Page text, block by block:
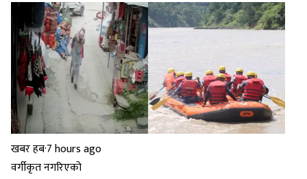
खबर हब·7 hours ago
वर्गीकृत नगरिएको